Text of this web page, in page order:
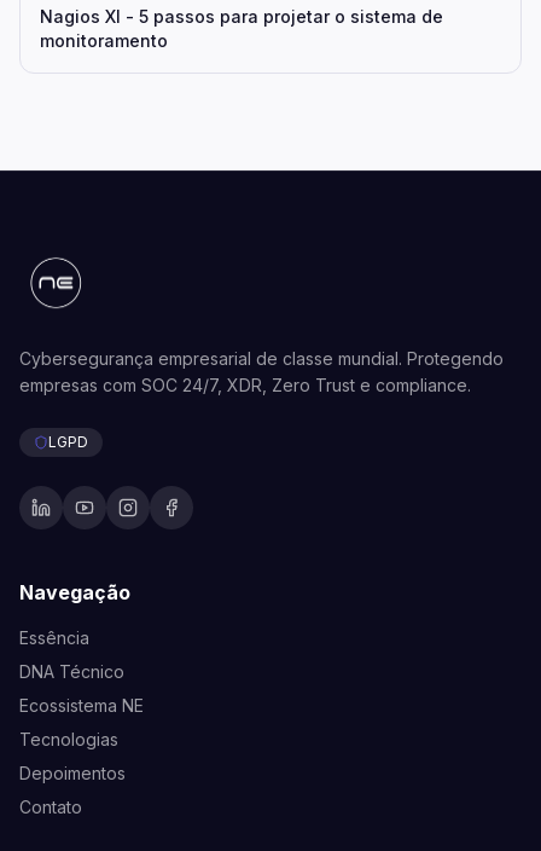
Nagios XI - 5 passos para projetar o sistema de
monitoramento
Cybersegurança empresarial de classe mundial. Protegendo
empresas com SOC 24/7, XDR, Zero Trust e compliance.
LGPD
Navegação
Essência
DNA Técnico
Ecossistema NE
Tecnologias
Depoimentos
Contato